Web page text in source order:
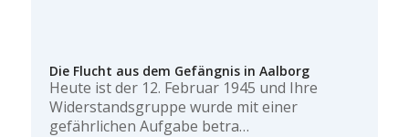
Die Flucht aus dem Gefängnis in Aalborg
Heute ist der 12. Februar 1945 und Ihre
Widerstandsgruppe wurde mit einer
gefährlichen Aufgabe betra…